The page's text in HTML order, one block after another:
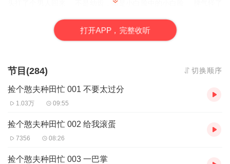
头扛了个男人回来。 不是幼齿，却是小白脸中的小白脸。 脾气怪了
办了。 本以为是小奶狗，没想到是大尾巴狼。 日夜缠着生崽子。 林
可腰酸腿软，接连求饶：“爷，奴知错！”
打开APP，完整收听
节目(284) 切换顺序
捡个憨夫种田忙 001 不要太过分
1.03万 09:55
捡个憨夫种田忙 002 给我滚蛋
7356 08:26
捡个憨夫种田忙 003 一巴掌